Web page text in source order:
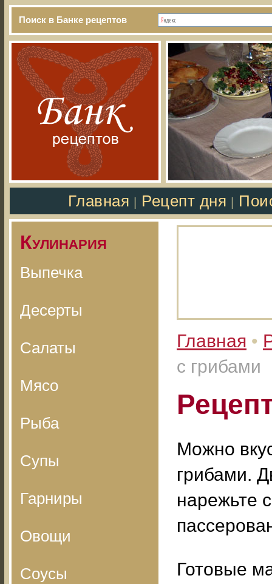
Поиск в Банке рецептов
Главная Рецепт дня
Кулинария
Выпечка
Десерты
Салаты
Мясо
Рыба
Супы
Гарниры
Овощи
Соусы
Главная •
с грибами
Можно
грибами.
нарежьте
Готовые